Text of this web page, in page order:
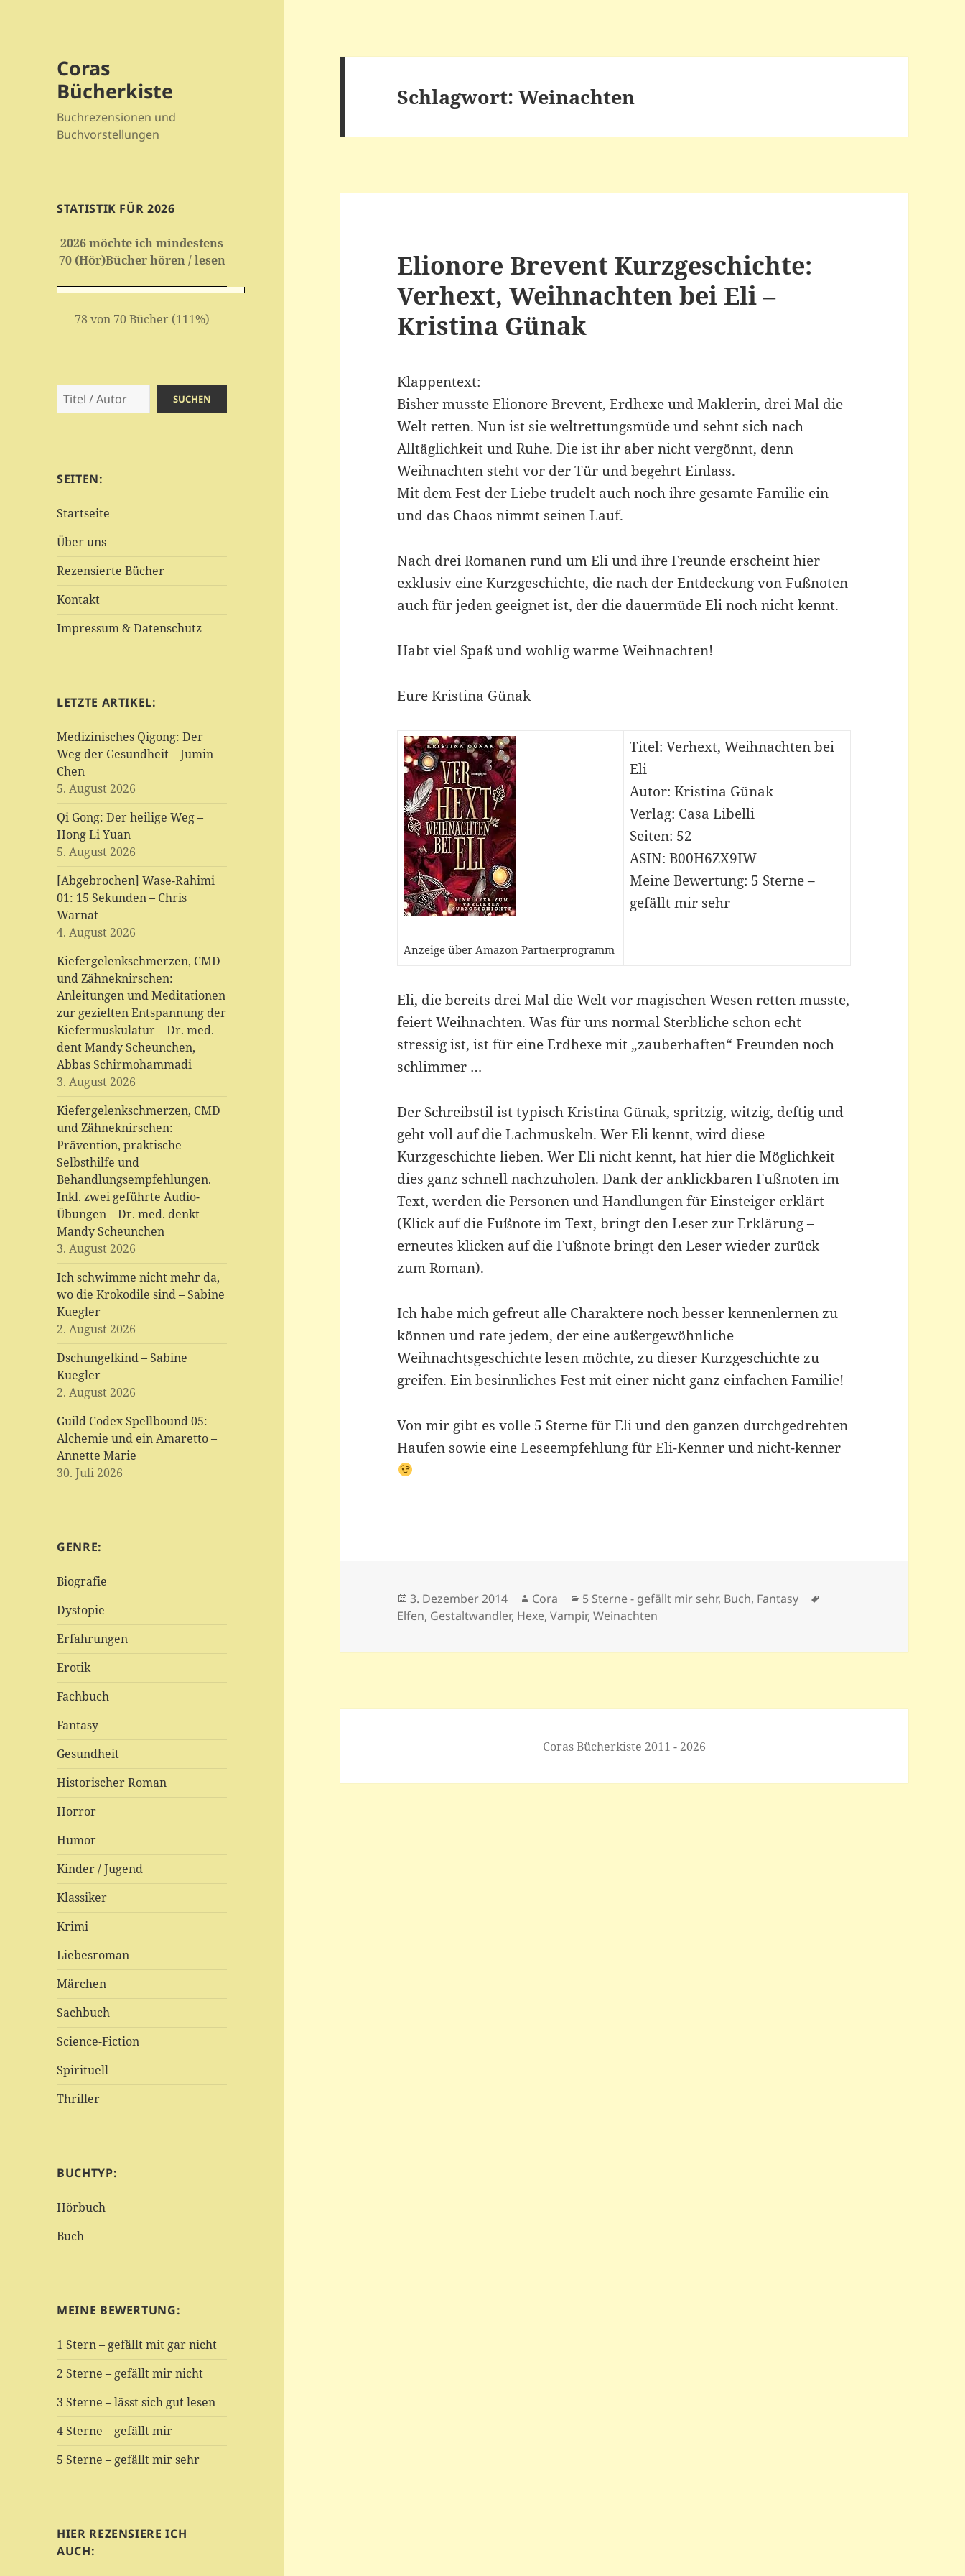
Coras
Bücherkiste
Buchrezensionen und
Buchvorstellungen
STATISTIK FÜR 2026
2026 möchte ich mindestens
70 (Hör)Bücher hören / lesen
78 von 70 Bücher (111%)
Suchen SUCHEN
SEITEN:
Startseite
Über uns
Rezensierte Bücher
Kontakt
Impressum & Datenschutz
LETZTE ARTIKEL:
Medizinisches Qigong: Der
Weg der Gesundheit – Jumin
Chen
5. August 2026
Qi Gong: Der heilige Weg –
Hong Li Yuan
5. August 2026
[Abgebrochen] Wase-Rahimi
01: 15 Sekunden – Chris
Warnat
4. August 2026
Kiefergelenkschmerzen, CMD
und Zähneknirschen:
Anleitungen und Meditationen
zur gezielten Entspannung der
Kiefermuskulatur – Dr. med.
dent Mandy Scheunchen,
Abbas Schirmohammadi
3. August 2026
Kiefergelenkschmerzen, CMD
und Zähneknirschen:
Prävention, praktische
Selbsthilfe und
Behandlungsempfehlungen.
Inkl. zwei geführte Audio-
Übungen – Dr. med. denkt
Mandy Scheunchen
3. August 2026
Ich schwimme nicht mehr da,
wo die Krokodile sind – Sabine
Kuegler
2. August 2026
Dschungelkind – Sabine
Kuegler
2. August 2026
Guild Codex Spellbound 05:
Alchemie und ein Amaretto –
Annette Marie
30. Juli 2026
GENRE:
Biografie
Dystopie
Erfahrungen
Erotik
Fachbuch
Fantasy
Gesundheit
Historischer Roman
Horror
Humor
Kinder / Jugend
Klassiker
Krimi
Liebesroman
Märchen
Sachbuch
Science-Fiction
Spirituell
Thriller
BUCHTYP:
Hörbuch
Buch
MEINE BEWERTUNG:
1 Stern – gefällt mit gar nicht
2 Sterne – gefällt mir nicht
3 Sterne – lässt sich gut lesen
4 Sterne – gefällt mir
5 Sterne – gefällt mir sehr
HIER REZENSIERE ICH
AUCH:
Schlagwort:Weinachten
Elionore Brevent Kurzgeschichte:
Verhext, Weihnachten bei Eli –
Kristina Günak
Klappentext:
Bisher musste Elionore Brevent, Erdhexe und Maklerin, drei Mal die
Welt retten. Nun ist sie weltrettungsmüde und sehnt sich nach
Alltäglichkeit und Ruhe. Die ist ihr aber nicht vergönnt, denn
Weihnachten steht vor der Tür und begehrt Einlass.
Mit dem Fest der Liebe trudelt auch noch ihre gesamte Familie ein
und das Chaos nimmt seinen Lauf.
Nach drei Romanen rund um Eli und ihre Freunde erscheint hier
exklusiv eine Kurzgeschichte, die nach der Entdeckung von Fußnoten
auch für jeden geeignet ist, der die dauermüde Eli noch nicht kennt.
Habt viel Spaß und wohlig warme Weihnachten!
Eure Kristina Günak
Anzeige über Amazon Partnerprogramm
Titel: Verhext, Weihnachten bei
Eli
Autor: Kristina Günak
Verlag: Casa Libelli
Seiten: 52
ASIN: B00H6ZX9IW
Meine Bewertung: 5 Sterne –
gefällt mir sehr
Eli, die bereits drei Mal die Welt vor magischen Wesen retten musste,
feiert Weihnachten. Was für uns normal Sterbliche schon echt
stressig ist, ist für eine Erdhexe mit „zauberhaften“ Freunden noch
schlimmer …
Der Schreibstil ist typisch Kristina Günak, spritzig, witzig, deftig und
geht voll auf die Lachmuskeln. Wer Eli kennt, wird diese
Kurzgeschichte lieben. Wer Eli nicht kennt, hat hier die Möglichkeit
dies ganz schnell nachzuholen. Dank der anklickbaren Fußnoten im
Text, werden die Personen und Handlungen für Einsteiger erklärt
(Klick auf die Fußnote im Text, bringt den Leser zur Erklärung –
erneutes klicken auf die Fußnote bringt den Leser wieder zurück
zum Roman).
Ich habe mich gefreut alle Charaktere noch besser kennenlernen zu
können und rate jedem, der eine außergewöhnliche
Weihnachtsgeschichte lesen möchte, zu dieser Kurzgeschichte zu
greifen. Ein besinnliches Fest mit einer nicht ganz einfachen Familie!
Von mir gibt es volle 5 Sterne für Eli und den ganzen durchgedrehten
Haufen sowie eine Leseempfehlung für Eli-Kenner und nicht-kenner
Veröffentlicht
am
3. Dezember 2014 Autor
Cora Kategorien
5 Sterne - gefällt mir sehr, Buch, Fantasy
Elfen, Gestaltwandler, Hexe,Vampir,Weinachten
Coras Bücherkiste 2011 - 2026